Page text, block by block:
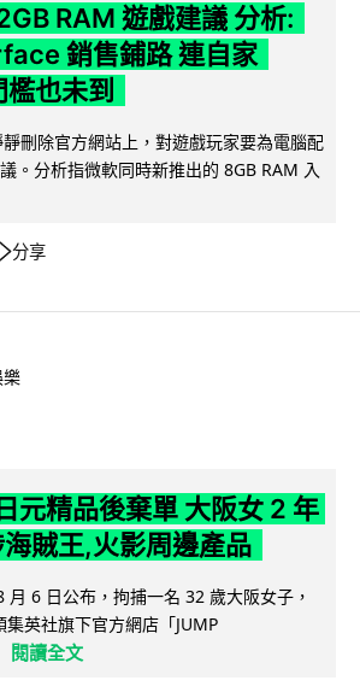
RAM 遊戲建議 分析:
銷售鋪路 連自家
也未到
刪除官方網站上，對遊戲玩家要為電腦配
。分析指微軟同時新推出的 8GB RAM 入
分享
元精品後棄單 大阪女 2 年
賊王,火影周邊產品
月 6 日公布，拘捕一名 32 歲大阪女子，
英社旗下官方網店「JUMP
閱讀全文